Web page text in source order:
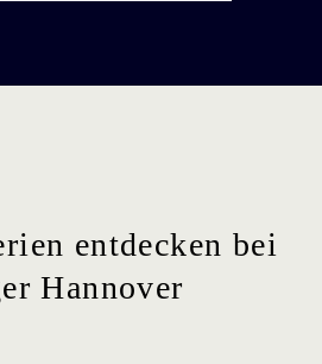
entdecken bei
Hannover